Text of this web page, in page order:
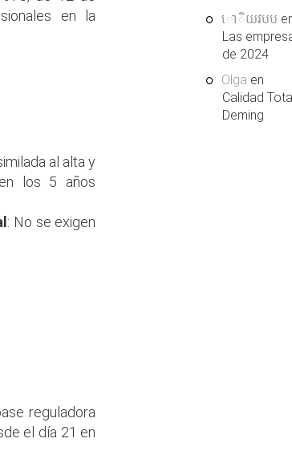
en la
al alta y
los 5 años
: No se exigen
reguladora
el día 21 en
ោិយវបប
Las
de 2024
Olga en
Calidad
Deming